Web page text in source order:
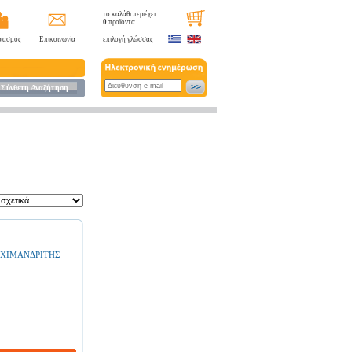
Επικοινωνία
Σύνθετη Αναζήτηση
το καλάθι περιέχει
0 προϊόντα
επιλογή γλώσσας